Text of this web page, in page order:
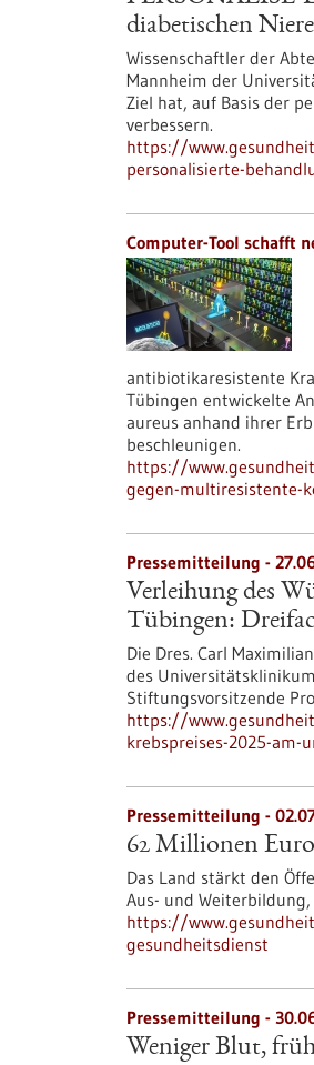
diabetischen
Wissenschaftler der
Mannheim der
Ziel hat, auf Basis der
verbessern.
https://
personalisierte-
Computer-Tool schafft
antibiotikaresistente
Tübingen entwickelte
aureus anhand ihrer
beschleunigen.
https://
gegen-multiresistente-
Pressemitteilung -
Verleihung des
Tübingen:
Die Dres. Carl
des
Stiftungsvorsitzende
https://
krebspreises-2025-
Pressemitteilung -
62 Millionen
Das Land stärkt den
Aus- und
https://
gesundheitsdienst
Pressemitteilung -
Weniger Blut,